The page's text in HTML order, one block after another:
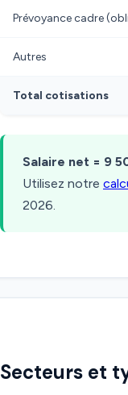
Prévoyance cadre
Autres
Total cotisations
Salaire net = 9
Utilisez notre
2026.
Secteurs et